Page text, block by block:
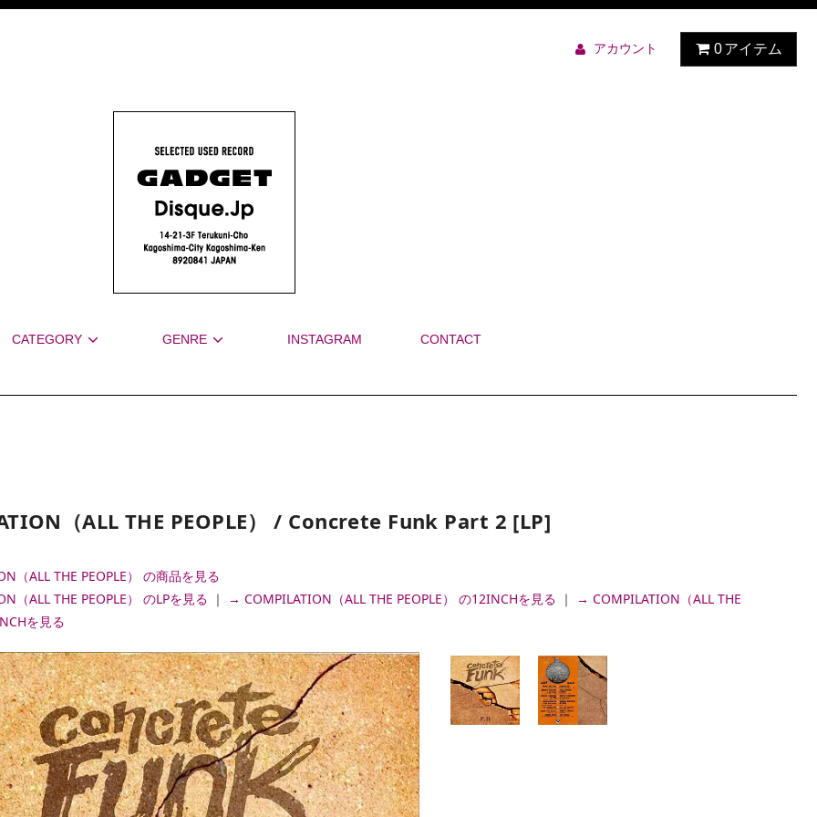
アカウント 0アイテム
CATEGORY GENRE INSTAGRAM CONTACT
（ALL THE PEOPLE） / Concrete Funk Part 2 [LP]
（ALL THE PEOPLE） の商品を見る
（ALL THE PEOPLE） のLPを見る ｜ → COMPILATION（ALL THE PEOPLE） の12INCHを見る ｜
→ COMPILATION（ALL THE
を見る